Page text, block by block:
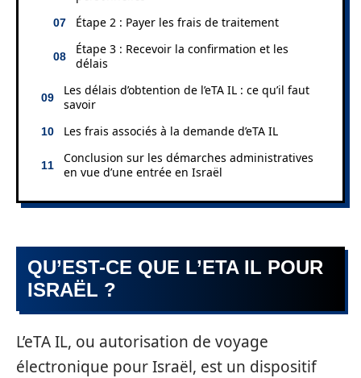
Étape 2 : Payer les frais de traitement
Étape 3 : Recevoir la confirmation et les
délais
Les délais d’obtention de l’eTA IL : ce qu’il faut
savoir
Les frais associés à la demande d’eTA IL
Conclusion sur les démarches administratives
en vue d’une entrée en Israël
QU’EST-CE QUE L’ETA IL POUR
ISRAËL ?
L’eTA IL, ou autorisation de voyage
électronique pour Israël, est un dispositif